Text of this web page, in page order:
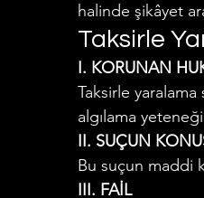
halinde şikâyet
Taksirle
I. KORUNAN
Taksirle
algılama
II. SUÇUN
Bu suçun maddi
III. FAİL